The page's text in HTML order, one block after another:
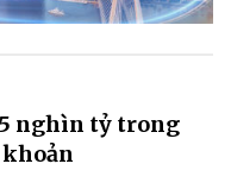
nghìn tỷ trong